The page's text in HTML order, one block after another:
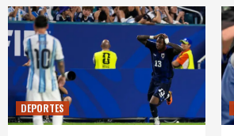
DEPORTES